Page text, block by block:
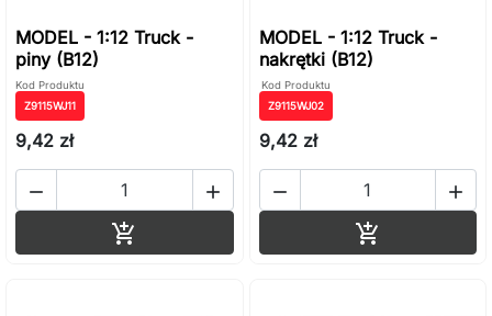
MODEL - 1:12 Truck -
piny (B12)
Kod Produktu
Z9115WJ11
9,42 zł
 

MODEL - 1:12 Truck -
nakrętki (B12)
Kod Produktu
Z9115WJ02
9,42 zł
 
